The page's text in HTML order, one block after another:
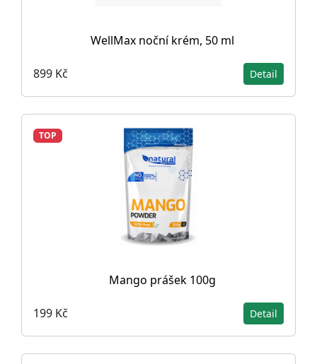
WellMax noční krém, 50 ml
899 Kč Detail
TOP
Mango prášek 100g
199 Kč Detail